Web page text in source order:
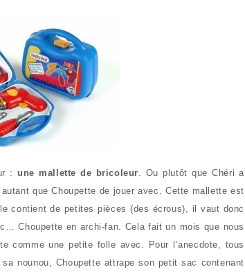
:une mallette de bricoleur. Ou plutôt que Chéri a
que Choupette de jouer avec. Cette mallette est
contient de petites pièces (des écrous), il vaut donc
Choupette en archi-fan. Cela fait un mois que nous
comme une petite folle avec. Pour l’anecdote, tous
nounou, Choupette attrape son petit sac contenant